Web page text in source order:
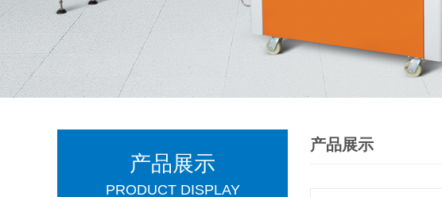
产品展示
PRODUCT DISPLAY
产品展示